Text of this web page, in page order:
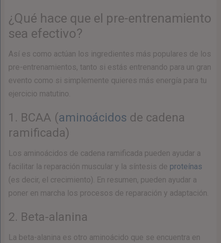
¿Qué hace que el pre-entrenamiento
sea efectivo?
Así es como actúan los ingredientes más populares de los
pre-entrenamientos, tanto si estás entrenando para un gran
evento como si simplemente quieres más energía para tu
ejercicio matutino.
1. BCAA (aminoácidos de cadena
ramificada)
Los aminoácidos de cadena ramificada pueden ayudar a
facilitar la reparación muscular y la síntesis de proteínas
(es decir, el crecimiento). En resumen, pueden ayudar a
poner en marcha los procesos de reparación y adaptación.
2. Beta-alanina
La beta-alanina es otro aminoácido que se encuentra en